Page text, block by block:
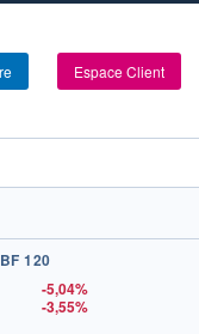
Espace Client
120
-5,04%
-3,55%